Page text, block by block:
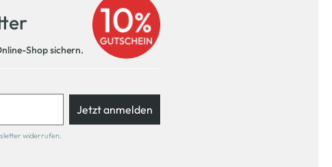
Shop sichern.
Jetzt anmelden
widerrufen.